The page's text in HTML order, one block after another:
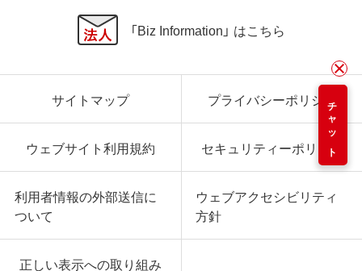
チャット
「Biz Information」 はこちら
サイトマップ プライバシーポリシー
ウェブサイト利用規約 セキュリティーポリシー
利用者情報の外部送信に
ついて
ウェブアクセシビリティ
方針
正しい表示への取り組み